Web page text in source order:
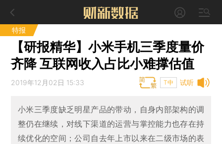
特报
【研报精华】小米手机三季度量价
齐降 互联网收入占比小难撑估值
试听
2019年12月02日 15:33 T中
小米三季度缺乏明星产品的带动，自身内部架构的调
整仍在继续，对线下渠道的运营与掌控能力也存在持
续优化的空间；公司自去年上市以来在二级市场的表